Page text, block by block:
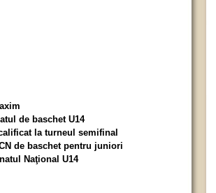
de baschet U14
la turneul semifinal
de baschet pentru juniori
Naţional U14